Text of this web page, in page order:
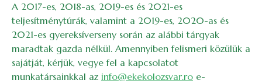
A 2017-es, 2018-as, 2019-es és 2021-es
teljesítménytúrák, valamint a 2019-es, 2020-as és
2021-es gyereksíverseny során az alábbi tárgyak
maradtak gazda nélkül. Amennyiben felismeri közülük a
sajátját, kérjük, vegye fel a kapcsolatot
munkatársainkkal az info@ekekolozsvar.ro e-